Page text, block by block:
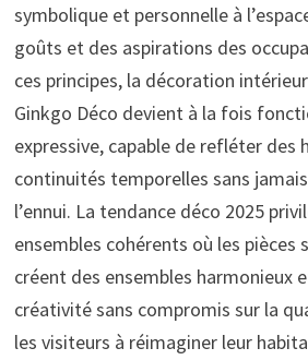
symbolique et personnelle à
goûts et des aspirations des
ces principes, la décoration
Ginkgo Déco devient à la fois
expressive, capable de refléter des
continuités temporelles sans
l’ennui. La tendance déco 2025
ensembles cohérents où les pièces
créent des ensembles harmonieux
créativité sans compromis sur la
les visiteurs à réimaginer leur